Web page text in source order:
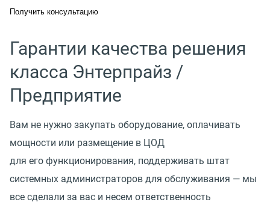
Получить консультацию
Гарантии качества решения
класса Энтерпрайз /
Предприятие
Вам не нужно закупать оборудование, оплачивать
мощности или размещение в ЦОД
для его функционирования, поддерживать штат
системных администраторов для обслуживания — мы
все сделали за вас и несем ответственность